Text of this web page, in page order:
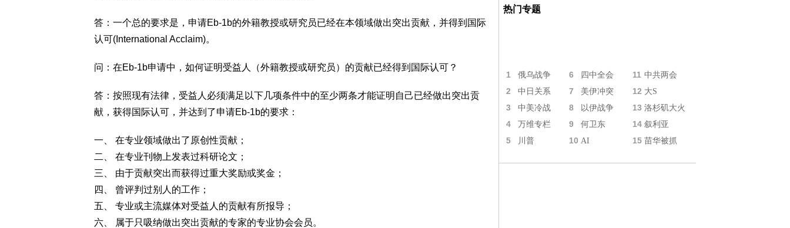
答：一个总的要求是，申请Eb-1b的外籍教授或研究员已经在本领域做出突出贡献，并得到国际
认可(International Acclaim)。
问：在Eb-1b申请中，如何证明受益人（外籍教授或研究员）的贡献已经得到国际认可？
答：按照现有法律，受益人必须满足以下几项条件中的至少两条才能证明自己已经做出突出贡
献，获得国际认可，并达到了申请Eb-1b的要求：
一、 在专业领域做出了原创性贡献；
二、 在专业刊物上发表过科研论文；
三、 由于贡献突出而获得过重大奖励或奖金；
四、 曾评判过别人的工作；
五、 专业或主流媒体对受益人的贡献有所报导；
六、 属于只吸纳做出突出贡献的专家的专业协会会员。
热门专题
1 俄乌战争 6 四中全会 11 中共两会
2 中日关系 7 美伊冲突 12 大S
3 中美冷战 8 以伊战争 13 洛杉矶大火
4 万维专栏 9 何卫东 14 叙利亚
5 川普 10 AI 15 苗华被抓